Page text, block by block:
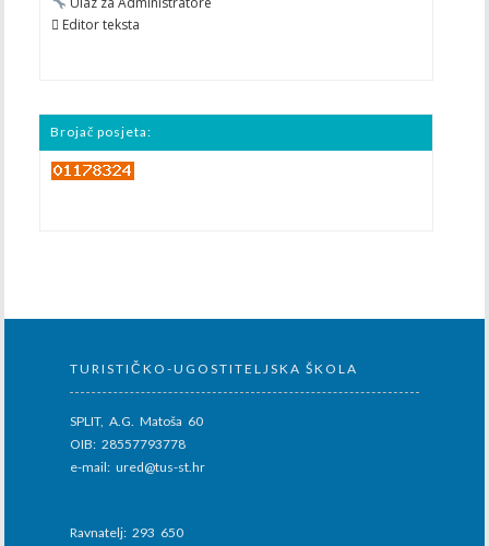
 Editor teksta
Brojač posjeta:
TURISTIČKO-UGOSTITELJSKA ŠKOLA
SPLIT, A.G. Matoša 60
OIB: 28557793778
e-mail: ured@tus-st.hr
Ravnatelj: 293 650